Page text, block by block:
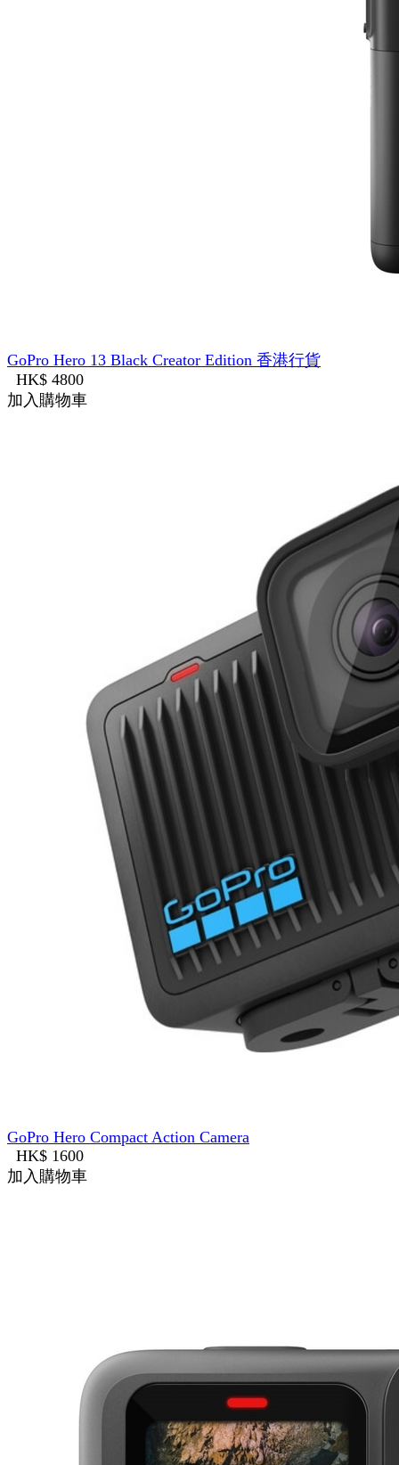
GoPro Hero 13 Black Creator Edition 香港行貨
HK$ 4800
加入購物車
GoPro Hero Compact Action Camera
HK$ 1600
加入購物車